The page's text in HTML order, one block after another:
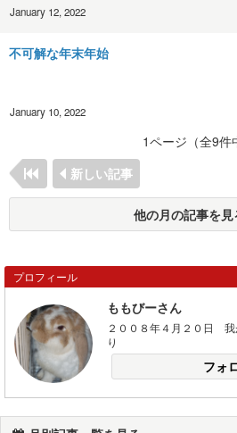
January 12, 2022
不可解な年末年始
January 10, 2022
1ページ（全9件
新しい記事
他の月の記事を見
プロフィール
ももびーさん
２００８年４月２０日 我
り
フォ